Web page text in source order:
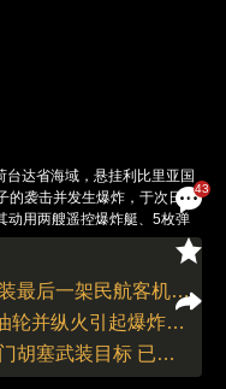
43
台达省海域，悬挂利比里亚国
的袭击并发生爆炸，于次日沉
动用两艘遥控爆炸艇、5枚弹
严重进水沉没，但所有船员安
次袭击是因该船所属公司一周
警告。据悉，“魔法海洋”号载
期污染。图：
以色列空袭也门首都机场 胡塞武装最后一架民航客机被毁
一日图闻｜胡塞武装袭击一希腊油轮并纵火引起爆炸、台风“珊珊”已致日本九州4死1失踪
以色列军机奔袭1800公里轰炸也门胡塞武装目标 已致4死49伤